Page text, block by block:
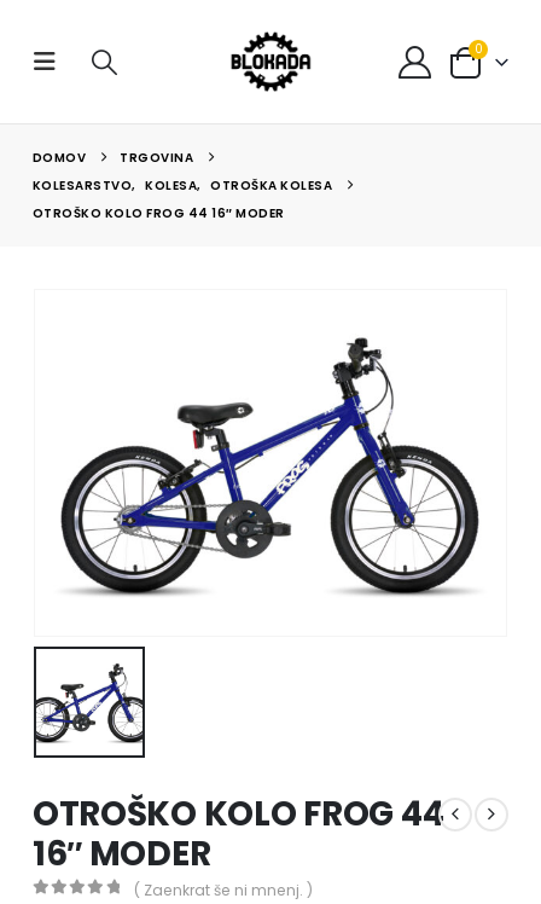
0
DOMOV
TRGOVINA
KOLESARSTVO, KOLESA,
OTROŠKA KOLESA
OTROŠKO KOLO FROG 44 16″ MODER
OTROŠKO KOLO FROG 44
16″ MODER
( Zaenkrat še ni mnenj. )